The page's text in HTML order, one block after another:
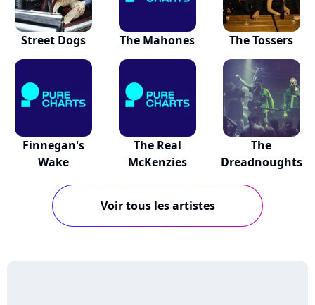
Street Dogs The Mahones The Tossers
Finnegan's
Wake
The Real
McKenzies
The
Dreadnoughts
Voir tous les artistes